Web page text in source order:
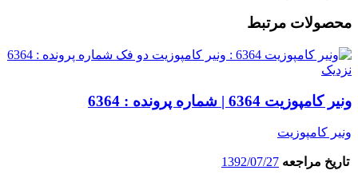
محصولات مرتبط
نزدیک
ونیر کامپوزیت 6364 | شماره پرونده : 6364
ونیر کامپوزیت
تاریخ مراجعه 1392/07/27